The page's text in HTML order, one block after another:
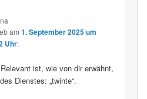
am1. September 2025 um
Uhr:
ist, wie von dir erwähnt,
Dienstes: „twinte“.